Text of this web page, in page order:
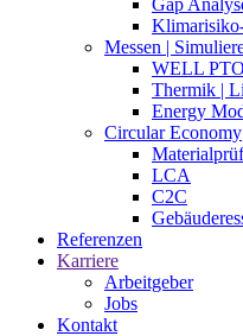
Gap
Messen |
WELL PTO
Thermik |
Energy
Circular Economy
LCA
C2C
Referenzen
Karriere
Arbeitgeber
Jobs
Kontakt